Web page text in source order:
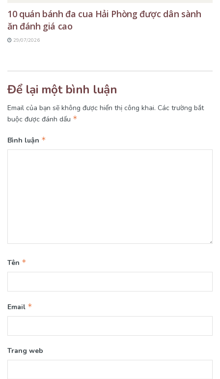
10 quán bánh đa cua Hải Phòng được dân sành
ăn đánh giá cao
29/07/2026
Để lại một bình luận
Email của bạn sẽ không được hiển thị công khai. Các trường bắt
buộc được đánh dấu *
Bình luận *
Tên *
Email *
Trang web